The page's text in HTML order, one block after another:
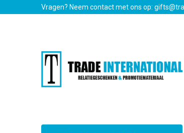
Vragen? Neem contact met ons op: